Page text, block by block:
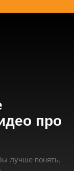
про
лучше понять,